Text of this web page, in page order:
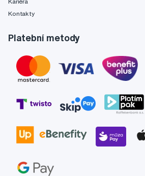
Kariéra
Kontakty
Platební metody